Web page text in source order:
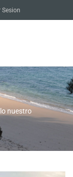
Sesion
nuestro